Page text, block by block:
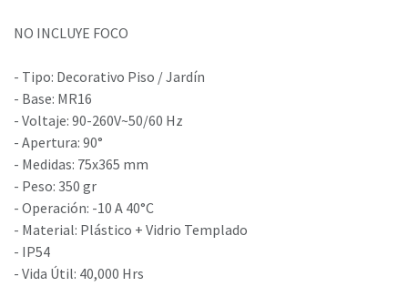
NO INCLUYE FOCO
- Tipo: Decorativo Piso / Jardín
- Base: MR16
- Voltaje: 90-260V~50/60 Hz
- Apertura: 90°
- Medidas: 75x365 mm
- Peso: 350 gr
- Operación: -10 A 40°C
- Material: Plástico + Vidrio Templado
- IP54
- Vida Útil: 40,000 Hrs